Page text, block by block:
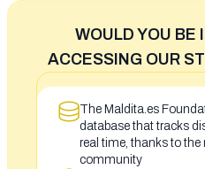
WOULD YOU BE
ACCESSING OUR
The Maldita.es
database that tracks
real time, thanks to the
community